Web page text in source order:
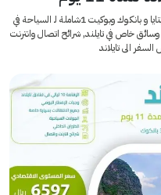
برنامج سياحي تايلاند لشخصين لمدة 11 يوم لزيارة بتايا و بانكوك وبوكيت 1شاملة لـ السياحة في
خاص في تايلند, شرائح اتصال وانترنت
الى تايلاند